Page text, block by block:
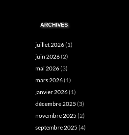
ARCHIVES
juillet 2026(1)
juin 2026(2)
mai 2026(3)
mars 2026(1)
janvier 2026(1)
décembre 2025 (3)
novembre 2025 (2)
septembre 2025 (4)